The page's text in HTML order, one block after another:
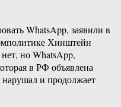
WhatsApp, заявили в
Хинштейн
нет, но WhatsApp,
в РФ объявлена
нарушал и продолжает